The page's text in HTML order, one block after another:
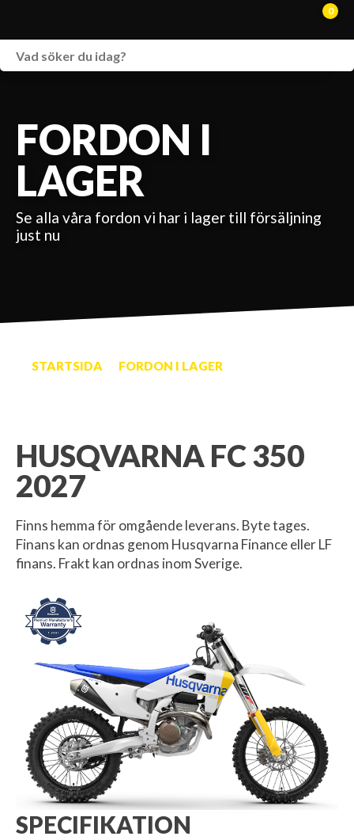
0
VÅRA BRANDS
FORDON I
LAGER
Se alla våra fordon vi har i lager till försäljning
just nu
STARTSIDA FORDON I LAGER
HUSQVARNA FC 350
2027
Finns hemma för omgående leverans. Byte tages.
Finans kan ordnas genom Husqvarna Finance eller LF
finans. Frakt kan ordnas inom Sverige.
SPECIFIKATION